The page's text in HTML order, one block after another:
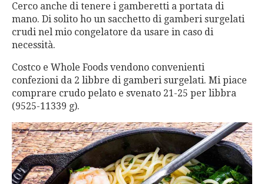
Cerco anche di tenere i gamberetti a portata di
mano. Di solito ho un sacchetto di gamberi surgelati
crudi nel mio congelatore da usare in caso di
necessità.
Costco e Whole Foods vendono convenienti
confezioni da 2 libbre di gamberi surgelati. Mi piace
comprare crudo pelato e svenato 21-25 per libbra
(9525-11339 g).